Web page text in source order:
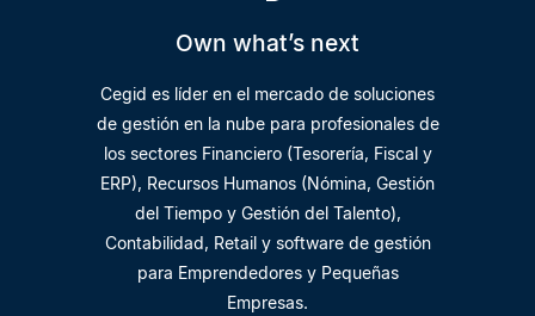
Own what’s next
Cegid es líder en el mercado de soluciones
de gestión en la nube para profesionales de
los sectores Financiero (Tesorería, Fiscal y
ERP), Recursos Humanos (Nómina, Gestión
del Tiempo y Gestión del Talento),
Contabilidad, Retail y software de gestión
para Emprendedores y Pequeñas
Empresas.